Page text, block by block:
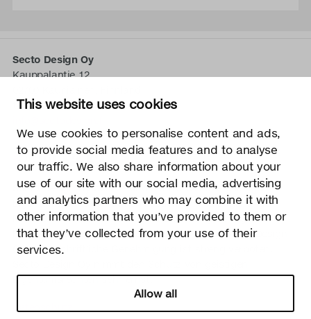
This website uses cookies
We use cookies to personalise content and ads,
to provide social media features and to analyse
our traffic. We also share information about your
use of our site with our social media, advertising
and analytics partners who may combine it with
other information that you’ve provided to them or
that they’ve collected from your use of their
services.
Allow all
Secto Design Oy
Kauppalantie 12
tel.+358 9 5050 598
Secto Design Oy besitzt und kontrolliert alle geistigen
Eigentumsrechte an seinen Produkten und zugehörigen
Materialien wie z. B. Fotos und Zeichnungen. Jegliche
Nutzung der geistigen Eigentumsrechte von Secto Design
Oy ohne schriftliche Genehmigung ist streng verboten.
Eigentumsrechten sehr ernst.
Datenschutz